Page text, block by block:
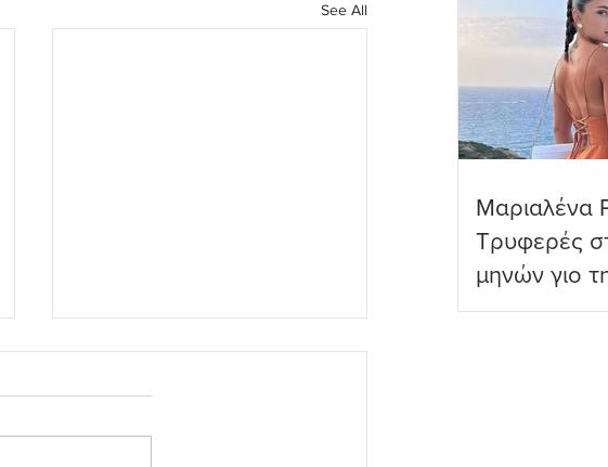
See All
Μαριαλένα
Τρυφερές
μηνών γιο